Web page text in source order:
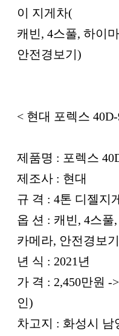
이 지게차(
캐빈, 4스풀, 하이
안전경보기)
< 현대 포렉스
제품명 : 포렉스
제조사 : 현대
규 격 : 4톤 디젤지
옵 션 : 캐빈, 4스
카메라, 안전경보기
년 식 : 2021년
가 격 : 2,450만원 -
인)
차고지 : 화성시 남